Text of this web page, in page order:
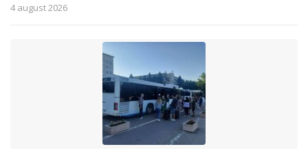
4 august 2026